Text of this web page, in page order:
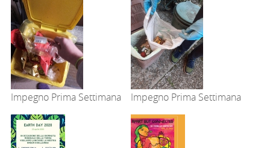
Impegno Prima Settimana Impegno Prima Settimana